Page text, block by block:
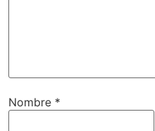
Nombre *